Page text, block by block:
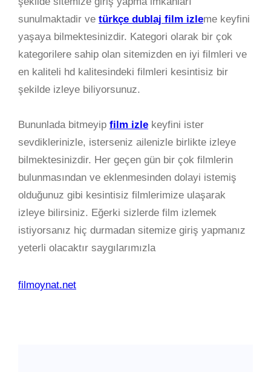
sunulmaktadir ve türkçe dublaj film izleme keyfini
yaşaya bilmektesinizdir. Kategori olarak bir çok
kategorilere sahip olan sitemizden en iyi filmleri ve
en kaliteli hd kalitesindeki filmleri kesintisiz bir
şekilde izleye biliyorsunuz.
Bununlada bitmeyip film izle keyfini ister
sevdiklerinizle, isterseniz ailenizle birlikte izleye
bilmektesinizdir. Her geçen gün bir çok filmlerin
bulunmasından ve eklenmesinden dolayi istemiş
olduğunuz gibi kesintisiz filmlerimize ulaşarak
izleye bilirsiniz. Eğerki sizlerde film izlemek
istiyorsanız hiç durmadan sitemize giriş yapmanız
yeterli olacaktır saygılarımızla
filmoynat.net